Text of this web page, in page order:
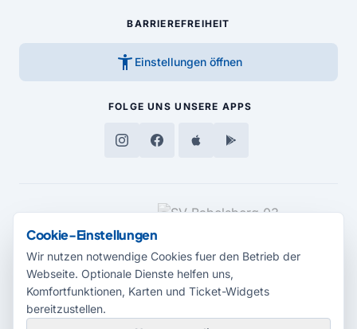
BARRIEREFREIHEIT
accessibility_new Einstellungen öffnen
FOLGE UNS UNSERE APPS
MEDIENPARTNER
Cookie-Einstellungen
Wir nutzen notwendige Cookies fuer den Betrieb der
Webseite. Optionale Dienste helfen uns,
Komfortfunktionen, Karten und Ticket-Widgets
bereitzustellen.